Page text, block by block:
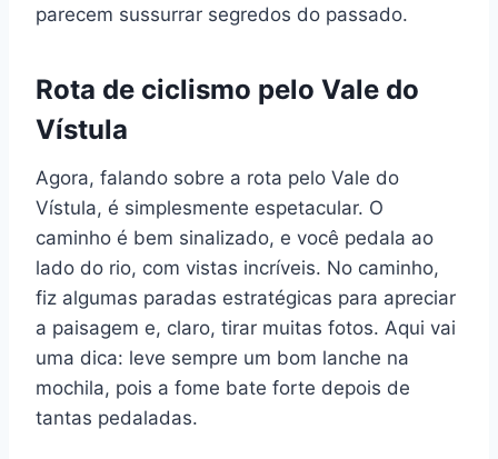
parecem sussurrar segredos do passado.
Rota de ciclismo pelo Vale do
Vístula
Agora, falando sobre a rota pelo Vale do
Vístula, é simplesmente espetacular. O
caminho é bem sinalizado, e você pedala ao
lado do rio, com vistas incríveis. No caminho,
fiz algumas paradas estratégicas para apreciar
a paisagem e, claro, tirar muitas fotos. Aqui vai
uma dica: leve sempre um bom lanche na
mochila, pois a fome bate forte depois de
tantas pedaladas.